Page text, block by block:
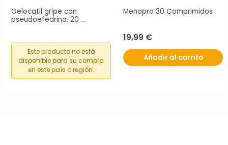
Gelocatil gripe con
pseudoefedrina, 20
Este producto no está
disponible para su compra
en este país o región.
Menopro 30 Comprimidos
19,99 €
Añadir al carrito